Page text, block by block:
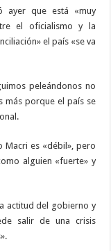
ayer que está «muy
el oficialismo y la
el país «se va
peleándonos no
más porque el país se
Macri es «débil», pero
alguien «fuerte» y
actitud del gobierno y
salir de una crisis